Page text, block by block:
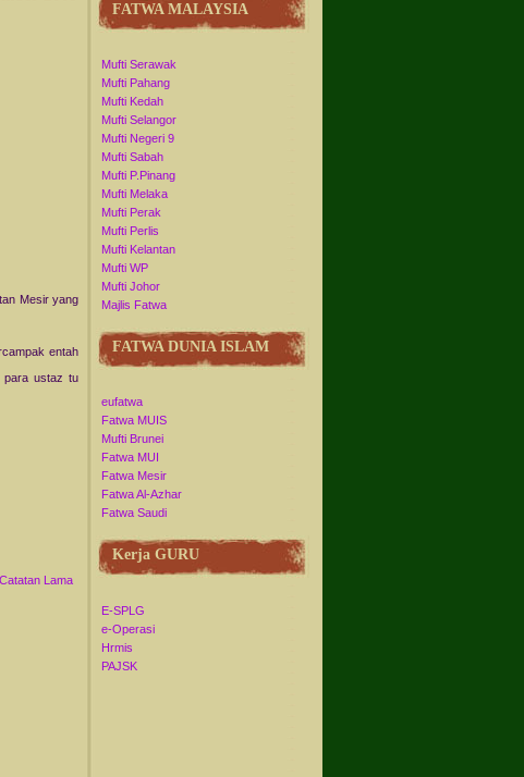
Mesir yang
entah
para ustaz tu
Catatan Lama
FATWA MALAYSIA
Mufti Serawak
Mufti Pahang
Mufti Kedah
Mufti Selangor
Mufti Negeri 9
Mufti Sabah
Mufti P.Pinang
Mufti Melaka
Mufti Perak
Mufti Perlis
Mufti Kelantan
Mufti WP
Mufti Johor
Majlis Fatwa
FATWA DUNIA ISLAM
eufatwa
Fatwa MUIS
Mufti Brunei
Fatwa MUI
Fatwa Mesir
Fatwa Al-Azhar
Fatwa Saudi
Kerja GURU
E-SPLG
e-Operasi
Hrmis
PAJSK